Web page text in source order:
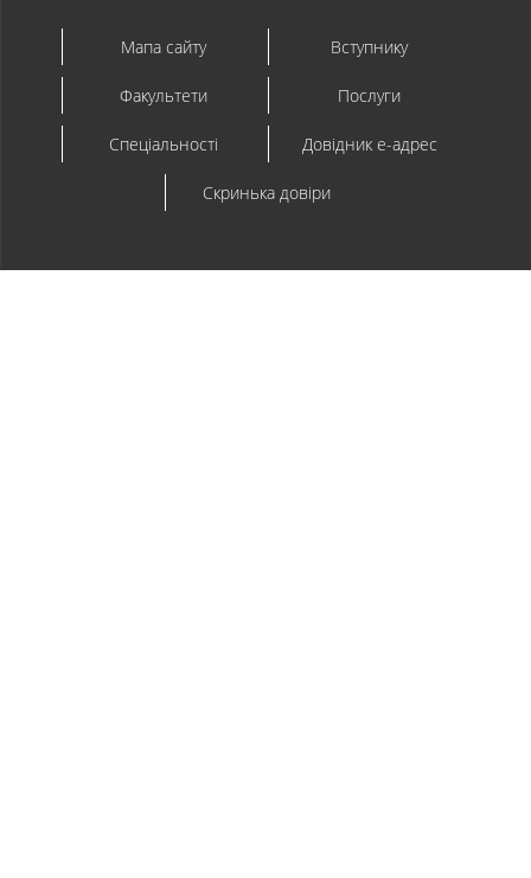
Мапа сайту Вступнику
Факультети Послуги
Спеціальності Довідник e-адрес
Скринька довіри